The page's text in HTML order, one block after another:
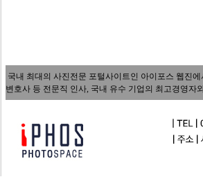
국내 최대의 사진전문 포털사이트인 아이포스 웹진
변호사 등 전문직 인사, 국내 유수 기업의 최고경영자